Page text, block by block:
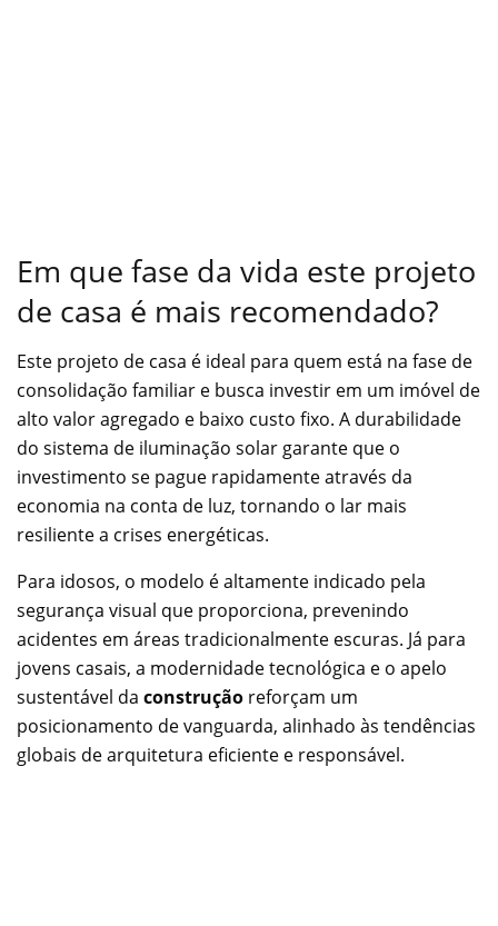
Em que fase da vida este projeto
de casa é mais recomendado?
Este projeto de casa é ideal para quem está na fase de
consolidação familiar e busca investir em um imóvel de
alto valor agregado e baixo custo fixo. A durabilidade
do sistema de iluminação solar garante que o
investimento se pague rapidamente através da
economia na conta de luz, tornando o lar mais
resiliente a crises energéticas.
Para idosos, o modelo é altamente indicado pela
segurança visual que proporciona, prevenindo
acidentes em áreas tradicionalmente escuras. Já para
jovens casais, a modernidade tecnológica e o apelo
sustentável da construção reforçam um
posicionamento de vanguarda, alinhado às tendências
globais de arquitetura eficiente e responsável.